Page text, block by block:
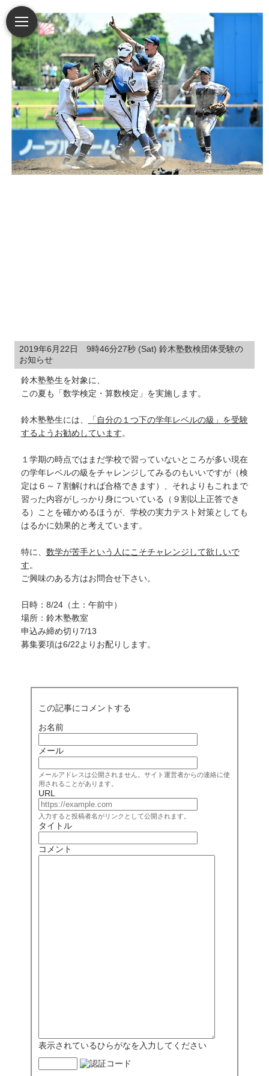
2019年6月22日 9時46分27秒 (Sat) 鈴木塾数検団体受験の
お知らせ
鈴木塾塾生を対象に、
この夏も「数学検定・算数検定」を実施します。
鈴木塾塾生には、
「自分の１つ下の学年レベルの級」を受験
するようお勧めしています。
１学期の時点ではまだ学校で習っていないところが多い現在
の学年レベルの級をチャレンジしてみるのもいいですが（検
定は６～７割解ければ合格できます）、それよりもこれまで
習った内容がしっかり身についている（９割以上正答でき
る）ことを確かめるほうが、学校の実力テスト対策としても
はるかに効果的と考えています。
特に、 数学が苦手という人にこそチャレンジして欲しいで
す。
ご興味のある方はお問合せ下さい。
日時：8/24（土：午前中）
場所：鈴木塾教室
申込み締め切り7/13
募集要項は6/22よりお配りします。
この記事にコメントする
お名前
メール
メールアドレスは公開されません。サイト運営者からの連絡に使
用されることがあります。
URL
入力すると投稿者名がリンクとして公開されます。
タイトル
コメント
表示されているひらがなを入力してください